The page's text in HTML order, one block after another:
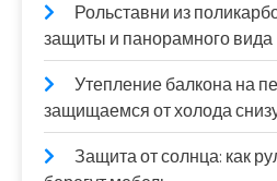
Рольставни из
защиты и панорамного вида
Утепление балкона на
защищаемся от холода
Защита от солнца: как